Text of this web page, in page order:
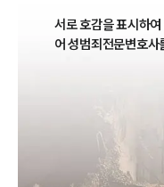
서로 호감을 표시하
어 성범죄전문변호